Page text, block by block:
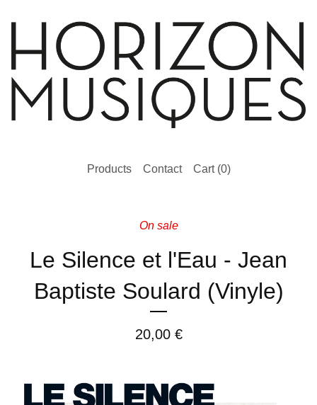
Products Contact Cart (0)
On sale
Le Silence et l'Eau - Jean
Baptiste Soulard (Vinyle)
20,00 €